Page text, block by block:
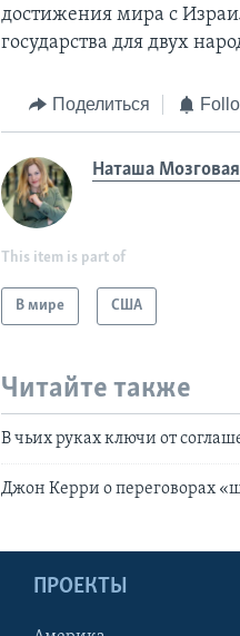
достижения мира с
государства для двух
Поделиться
Наташа Мозговая
This item is part of
В мире США
Читайте также
В чьих руках ключи от
Джон Керри о переговорах
ПРОЕКТЫ